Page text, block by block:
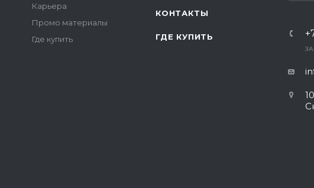
Карьера
Промо материалы
Где купить
КОНТАКТЫ
ГДЕ КУПИТЬ